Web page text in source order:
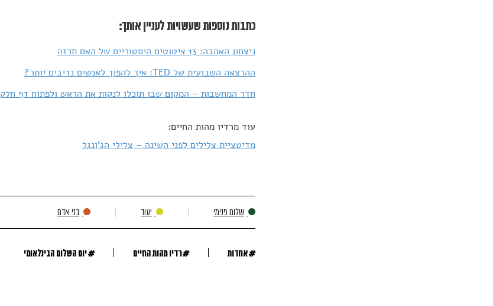
כתבות נוספות שעשויות לעניין אותך:
ניצחון האהבה: 13 ציטוטים היסטוריים של האם תרזה
ההרצאה השבועית של TED: איך להפוך לאנשים נדיבים יותר?
חדר המחשבות – המקום שבו תוכלו לנקות את הראש ולפתוח דף חלק
עוד מרדיו מהות החיים:
מדיטציית צלילים לפני השינה – צלילי הג'ונגל
שלום פנימי יעוד בני אדם
#אחדות #רדיו מהות החיים #יום השלום הבינלאומי